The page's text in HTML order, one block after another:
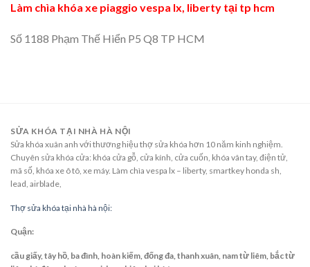
Làm chìa khóa xe piaggio vespa lx, liberty tại tp hcm
Số 1188 Phạm Thế Hiển P5 Q8 TP HCM
SỬA KHÓA TẠI NHÀ HÀ NỘI
Sửa khóa xuân anh với thương hiệu thợ sửa khóa hơn 10 năm kinh nghiệm.
Chuyên sửa khóa cửa: khóa cửa gỗ, cửa kính, cửa cuốn, khóa vân tay, điện tử,
mã số, khóa xe ô tô, xe máy. Làm chìa vespa lx – liberty, smartkey honda sh,
lead, airblade,
Thợ sửa khóa tại nhà hà nội:
Quận:
cầu giấy, tây hồ, ba đình, hoàn kiếm, đống đa, thanh xuân, nam từ liêm, bắc từ